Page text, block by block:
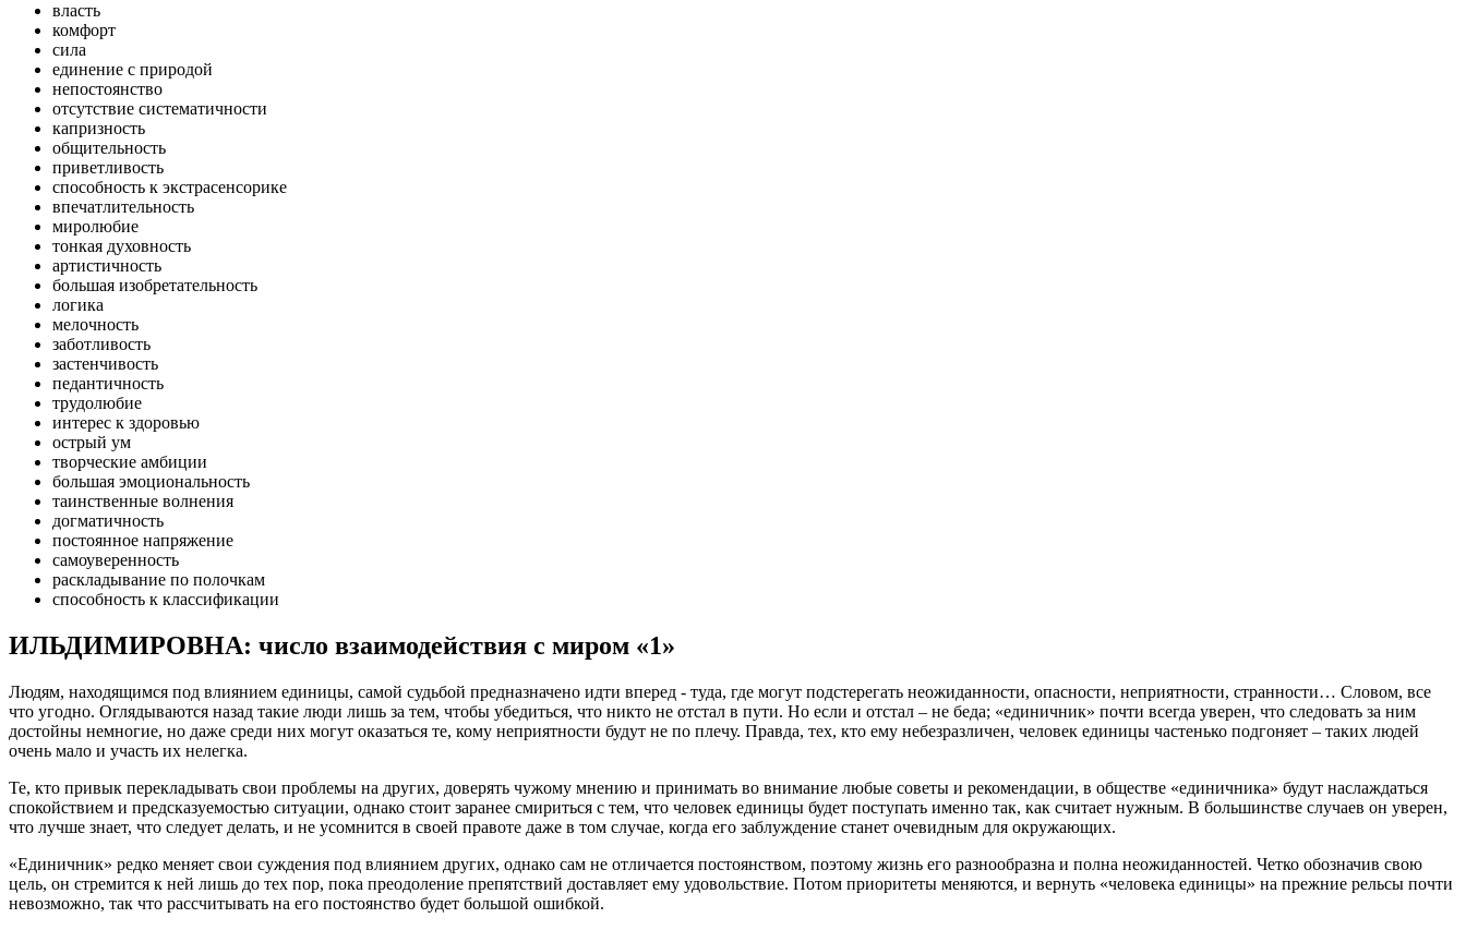
власть
комфорт
сила
единение с природой
непостоянство
отсутствие систематичности
капризность
общительность
приветливость
способность к экстрасенсорике
впечатлительность
миролюбие
тонкая духовность
артистичность
большая изобретательность
логика
мелочность
заботливость
застенчивость
педантичность
трудолюбие
интерес к здоровью
острый ум
творческие амбиции
большая эмоциональность
таинственные волнения
догматичность
постоянное напряжение
самоуверенность
раскладывание по полочкам
способность к классификации
ИЛЬДИМИРОВНА: число взаимодействия с миром «1»
Людям, находящимся под влиянием единицы, самой судьбой предназначено идти вперед - туда, где могут подстерегать неожиданности, опасности, неприятности, странности… Словом, все
что угодно. Оглядываются назад такие люди лишь за тем, чтобы убедиться, что никто не отстал в пути. Но если и отстал – не беда; «единичник» почти всегда уверен, что следовать за ним
достойны немногие, но даже среди них могут оказаться те, кому неприятности будут не по плечу. Правда, тех, кто ему небезразличен, человек единицы частенько подгоняет – таких людей
очень мало и участь их нелегка.
Те, кто привык перекладывать свои проблемы на других, доверять чужому мнению и принимать во внимание любые советы и рекомендации, в обществе «единичника» будут наслаждаться
спокойствием и предсказуемостью ситуации, однако стоит заранее смириться с тем, что человек единицы будет поступать именно так, как считает нужным. В большинстве случаев он уверен,
что лучше знает, что следует делать, и не усомнится в своей правоте даже в том случае, когда его заблуждение станет очевидным для окружающих.
«Единичник» редко меняет свои суждения под влиянием других, однако сам не отличается постоянством, поэтому жизнь его разнообразна и полна неожиданностей. Четко обозначив свою
цель, он стремится к ней лишь до тех пор, пока преодоление препятствий доставляет ему удовольствие. Потом приоритеты меняются, и вернуть «человека единицы» на прежние рельсы почти
невозможно, так что рассчитывать на его постоянство будет большой ошибкой.